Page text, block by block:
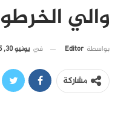
والي
بواسطة Editor في يونيو 30, 2025
مشاركة